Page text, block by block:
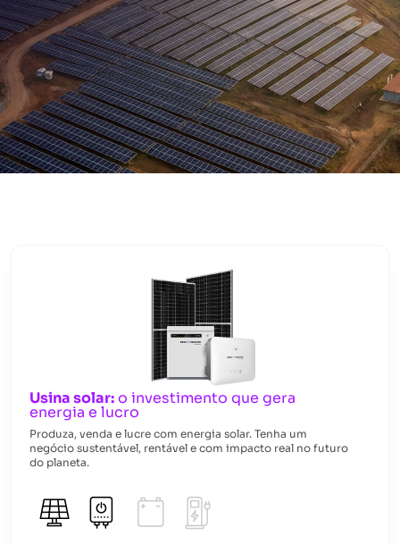
Usina solar:o investimento que gera
energia e lucro
Produza, venda e lucre com energia solar. Tenha um
negócio sustentável, rentável e com impacto real no futuro
do planeta.